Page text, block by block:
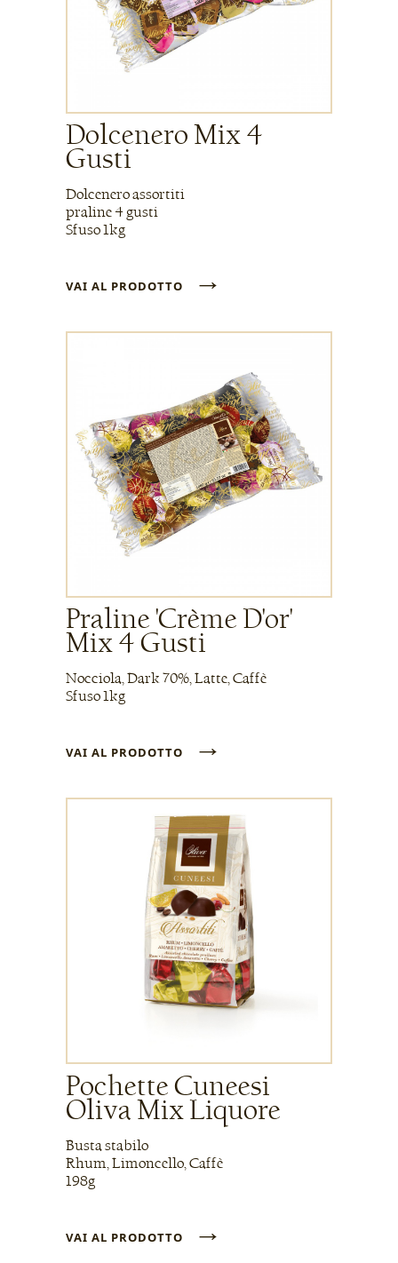
Dolcenero Mix 4
Gusti
Dolcenero assortiti
praline 4 gusti
Sfuso 1kg
VAI AL PRODOTTO →
Praline 'Crème D'or'
Mix 4 Gusti
Nocciola, Dark 70%, Latte, Caffè
Sfuso 1kg
VAI AL PRODOTTO →
Pochette Cuneesi
Oliva Mix Liquore
Busta stabilo
Rhum, Limoncello, Caffè
198g
VAI AL PRODOTTO →